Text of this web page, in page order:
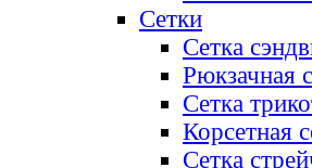
Сетки
Сетка
Рюкзачная
Сетка
Корсетная
Сетка